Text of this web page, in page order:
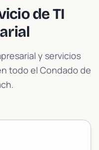
de TI
y servicios
todo el Condado de